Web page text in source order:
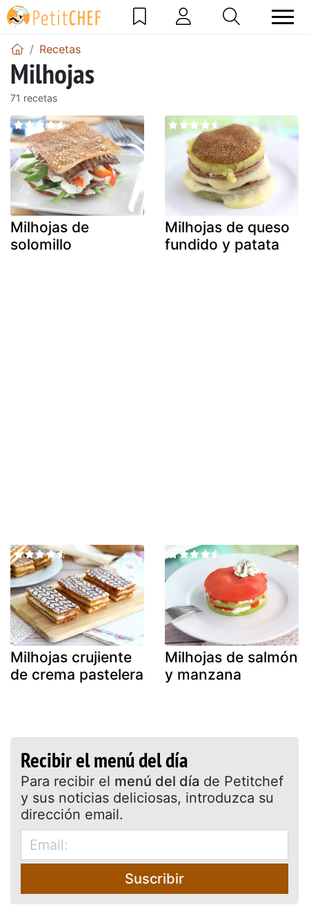
Recetas
Milhojas
71 recetas
Milhojas de
solomillo
Milhojas de queso
fundido y patata
Milhojas crujiente
de crema pastelera
Milhojas de salmón
y manzana
Recibir el menú del día
Para recibir el menú del día de Petitchef
y sus noticias deliciosas, introduzca su
dirección email.
Suscribir